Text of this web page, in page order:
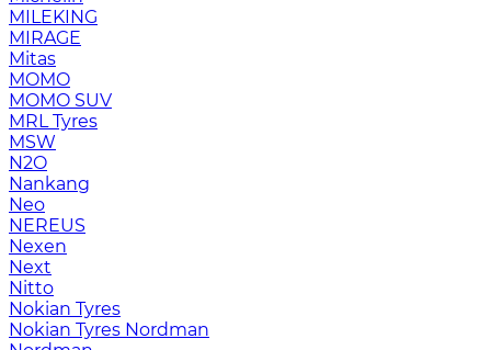
MILEKING
MIRAGE
Mitas
MOMO
MOMO SUV
MRL Tyres
MSW
N2O
Nankang
Neo
NEREUS
Nexen
Next
Nitto
Nokian Tyres
Nokian Tyres Nordman